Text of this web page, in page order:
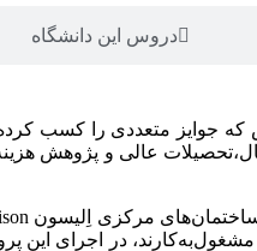
دروس این دانشگاه
در اجرای این